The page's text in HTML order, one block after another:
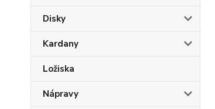
Disky
Kardany
Ložiska
Nápravy